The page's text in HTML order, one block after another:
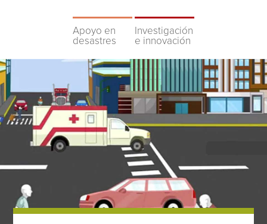
Apoyo en
desastres
Investigación
e innovación